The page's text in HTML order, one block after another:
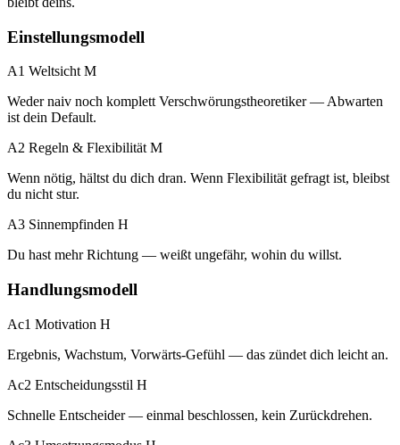
Einstellungsmodell
A1 Weltsicht M
Weder naiv noch komplett Verschwörungstheoretiker — Abwarten
ist dein Default.
A2 Regeln & Flexibilität M
Wenn nötig, hältst du dich dran. Wenn Flexibilität gefragt ist, bleibst
du nicht stur.
A3 Sinnempfinden H
Du hast mehr Richtung — weißt ungefähr, wohin du willst.
Handlungsmodell
Ac1 Motivation H
Ergebnis, Wachstum, Vorwärts-Gefühl — das zündet dich leicht an.
Ac2 Entscheidungsstil H
Schnelle Entscheider — einmal beschlossen, kein Zurückdrehen.